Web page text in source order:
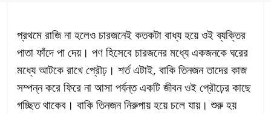
প্রথমে রাজি না হলেও চারজনেই কতকটা বাধ্য হয়ে ওই ব্যক্তির
পাতা ফাঁদে পা দেয়। পণ হিসেবে চারজনের মধ্যে একজনকে ঘরের
মধ্যে আটকে রাখে প্রৌঢ়। শর্ত এটাই, বাকি তিনজন তাদের কাজ
সম্পন্ন করে ফিরে না আসা পর্যন্ত একটি জীবন ওই প্রৌঢ়ের কাছে
গচ্ছিত থাকেব। বাকি তিনজন নিরুপায় হয়ে চলে যায়। শুরু হয়